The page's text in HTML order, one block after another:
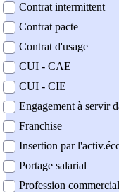
Contrat intermittent
Contrat pacte
Contrat d'usage
CUI - CAE
CUI - CIE
Engagement à servir
Franchise
Insertion par
Portage salarial
Profession